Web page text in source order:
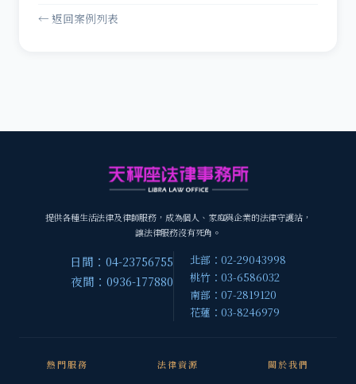
← 返回案例列表
提供各種生活法律及律師服務，成為個人、家庭與企業的法律守護站，
讓法律服務沒有死角。
日間：04-23756755
夜間：0936-177880
北部：02-29043998
桃竹：03-6586032
南部：07-2819120
花蓮：03-8246979
熱門服務 法律資源 關於我們